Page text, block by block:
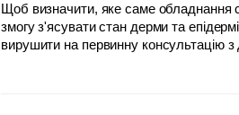
Щоб визначити, яке саме обладнання
змогу з'ясувати стан дерми та
вирушити на первинну консультацію